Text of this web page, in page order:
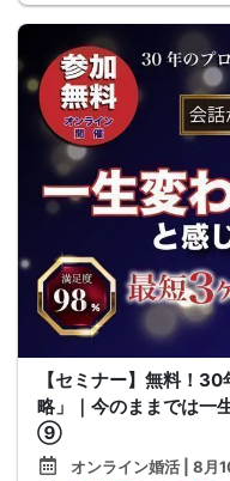
【セミナー】無料！
略」｜今のままでは一
⑨
オンライン婚活 | 8月